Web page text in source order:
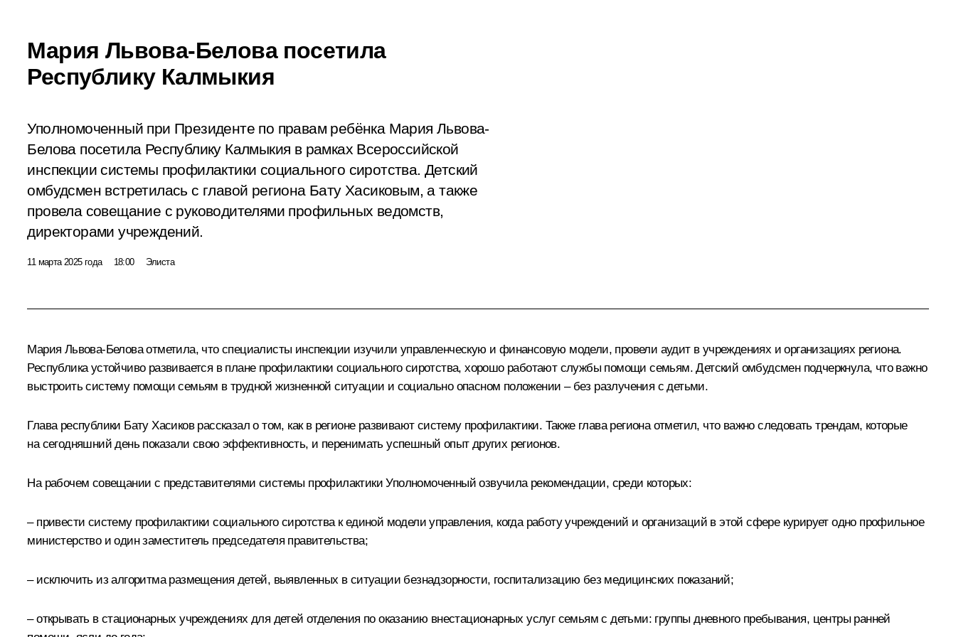
Мария Львова-Белова посетила
Республику Калмыкия
Уполномоченный при Президенте по правам ребёнка Мария Львова-
Белова посетила Республику Калмыкия в рамках Всероссийской
инспекции системы профилактики социального сиротства. Детский
омбудсмен встретилась с главой региона Бату Хасиковым, а также
провела совещание с руководителями профильных ведомств,
директорами учреждений.
11 марта 2025 года 18:00 Элиста
Мария Львова-Беловаотметила, что специалисты инспекции изучили управленческую и финансовую модели, провели аудит в учреждениях и организациях региона.
Республика устойчиво развивается в плане профилактики социального сиротства, хорошо работают службы помощи семьям. Детский омбудсмен подчеркнула, что важно
выстроить систему помощи семьям в трудной жизненной ситуации и социально опасном положении – без разлучения с детьми.
Глава республики Бату Хасиковрассказал о том, как в регионе развивают систему профилактики. Также глава региона отметил, что важно следовать трендам, которые
на сегодняшний день показали свою эффективность, и перенимать успешный опыт других регионов.
На рабочем совещании с представителями системы профилактики Уполномоченный озвучила рекомендации, среди которых:
– привести систему профилактики социального сиротства к единой модели управления, когда работу учреждений и организаций в этой сфере курирует одно профильное
министерство и один заместитель председателя правительства;
– исключить из алгоритма размещения детей, выявленных в ситуации безнадзорности, госпитализацию без медицинских показаний;
– открывать в стационарных учреждениях для детей отделения по оказанию внестационарных услуг семьям с детьми: группы дневного пребывания, центры ранней